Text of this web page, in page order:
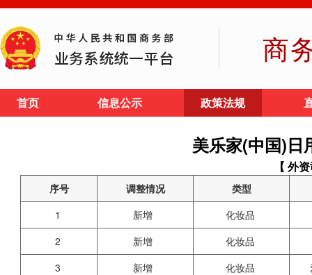
商
首页 信息公示 政策法规
美乐家(中国)日
【 外
序号 调整情况
类型
1
新增
化妆品
2
新增
化妆品
3
新增 化妆品